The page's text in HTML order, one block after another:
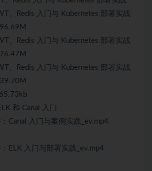
、Redis 入门与 Kubernetes 部署实战
、Redis 入门与 Kubernetes 部署实战
、Redis 入门与 Kubernetes 部署实战
和 Canal 入门
Canal 入门与案例实践_ev.mp4
ELK 入门与部署实践_ev.mp4